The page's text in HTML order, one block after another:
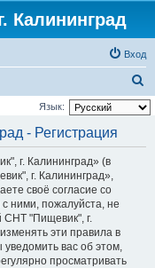
Калининград
Вход
о
Язык:
- Регистрация
г. Калининград» (в
г. Калининград»,
своё согласие со
ними, пожалуйста, не
СНТ "Пищевик", г.
эти правила в
вас об этом,
просматривать